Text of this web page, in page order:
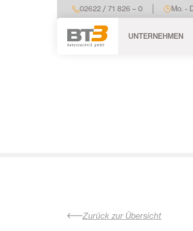
02622 / 71 826 – 0 Mo. -
UNTERNEHMEN
Zurück zur Übersicht